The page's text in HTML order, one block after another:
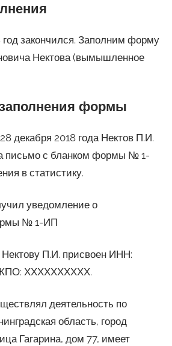
год закончился. Заполним форму
Нектова (вымышленное
формы
декабря 2018 года Нектов П.И.
письмо с бланком формы № 1-
в статистику.
уведомление о
№ 1-ИП
П.И. присвоен ИНН:
ХХХХХХХХХХ.
деятельность по
область, город
Гагарина, дом 77, имеет